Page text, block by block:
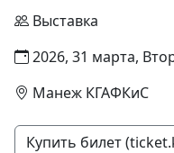
Выставка
2026, 31 марта,
Манеж КГАФКиС
Купить билет